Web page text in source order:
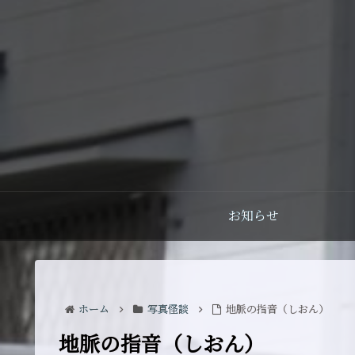
お知らせ
ホーム 写真怪談 地脈の指音（しおん）
地脈の指音（しおん）